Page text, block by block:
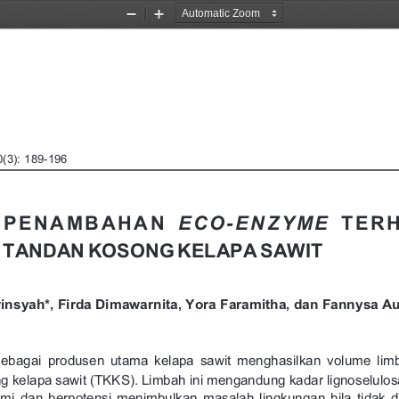
Zoom
Zoom
(3): 189-196
PENAMBAHAN ECO-ENZYME TER
TANDAN KOSONG KELAPA SAWIT
Firda Dimawarnita, Yora Faramitha, dan Fannysa
produsen utama kelapa sawit menghasilkan volume
kelapa sawit (TKKS). Limbah ini mengandung kadar